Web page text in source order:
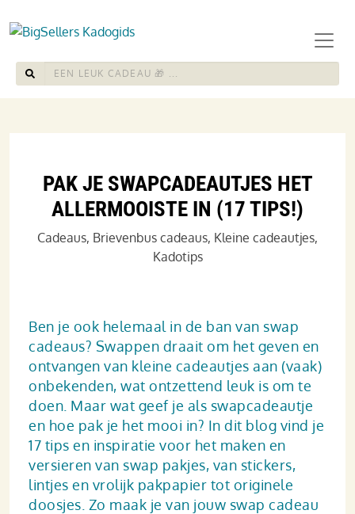
PAK JE SWAPCADEAUTJES HET
ALLERMOOISTE IN (17 TIPS!)
Cadeaus, Brievenbus cadeaus, Kleine cadeautjes,
Kadotips
Ben je ook helemaal in de ban van swap
cadeaus? Swappen draait om het geven en
ontvangen van kleine cadeautjes aan (vaak)
onbekenden, wat ontzettend leuk is om te
doen. Maar wat geef je als swapcadeautje
en hoe pak je het mooi in? In dit blog vind je
17 tips en inspiratie voor het maken en
versieren van swap pakjes, van stickers,
lintjes en vrolijk pakpapier tot originele
doosjes. Zo maak je van jouw swap cadeau